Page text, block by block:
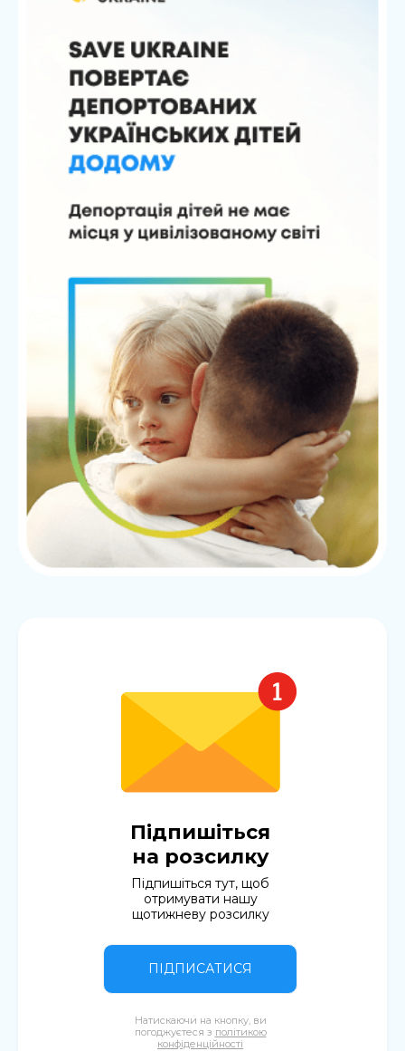
Підпишіться
на розсилку
Підпишіться тут, щоб
отримувати нашу
щотижневу розсилку
ПІДПИСАТИСЯ
Натискаючи на кнопку, ви
погоджуєтеся з політикою
конфіденційності